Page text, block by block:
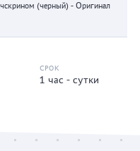
(черный) - Оригинал
1 час - сутки